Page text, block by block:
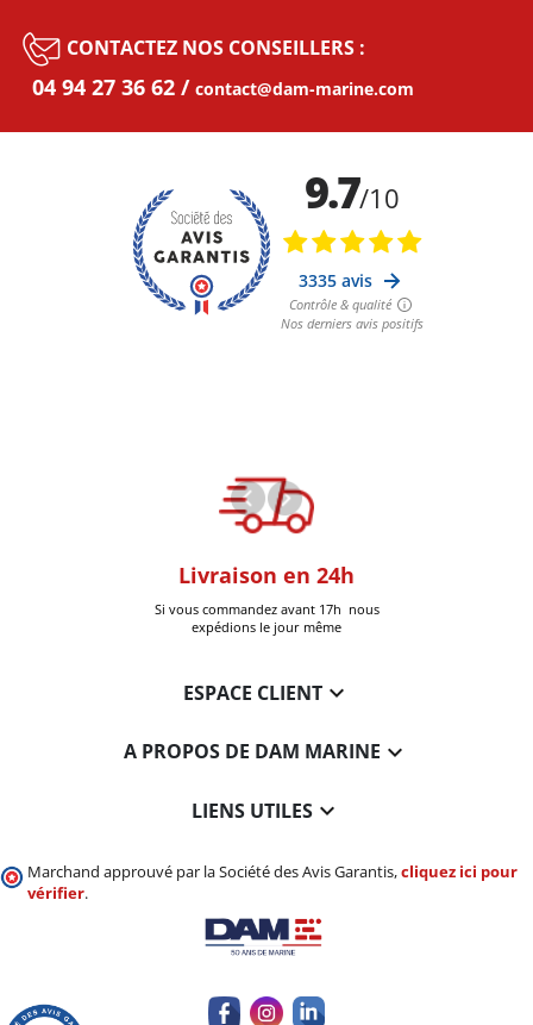
Livraison en 24h
Si vous commandez avant 17h nous
expédions le jour même
CONTACTEZ NOS CONSEILLERS :
04 94 27 36 62 contact@dam-marine.com
ESPACE CLIENT
A PROPOS DE DAM MARINE 
LIENS UTILES 
Marchand approuvé par la Société des Avis Garantis,cliquez ici pour
vérifier.